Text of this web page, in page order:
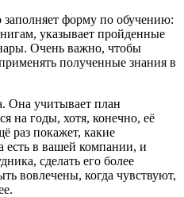
форму по обучению:
указывает пройденные
Очень важно, чтобы
полученные знания в
Она учитывает план
на годы, хотя, конечно, её
раз покажет, какие
есть в вашей компании, и
сделать его более
вовлечены, когда чувствуют,